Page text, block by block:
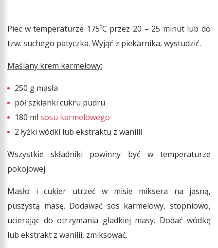
Piec w temperaturze 175ºC przez 20 – 25 minut lub do
tzw. suchego patyczka. Wyjąć z piekarnika, wystudzić.
Maślany krem karmelowy:
250 g masła
pół szklanki cukru pudru
180 ml sosu karmelowego
2 łyżki wódki lub ekstraktu z wanilii
Wszystkie składniki powinny być w temperaturze
pokojowej.
Masło i cukier utrzeć w misie miksera na jasną,
puszystą masę. Dodawać sos karmelowy, stopniowo,
ucierając do otrzymania gładkiej masy. Dodać wódkę
lub ekstrakt z wanilii, zmiksować.